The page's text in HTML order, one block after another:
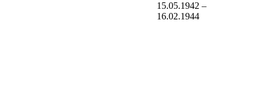
15.05.1942 –
16.02.1944